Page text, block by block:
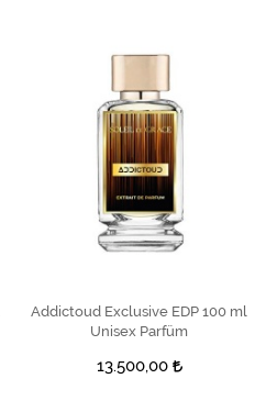
SEPETE EKLE
Addictoud Exclusive EDP 100 ml
Unisex Parfüm
13.500,00